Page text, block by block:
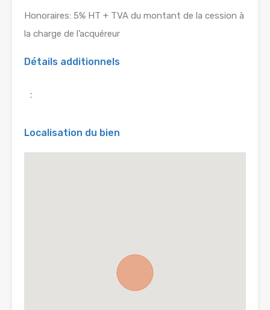
Honoraires: 5% HT + TVA du montant de la cession à
la charge de l’acquéreur
Détails additionnels
:
Localisation du bien